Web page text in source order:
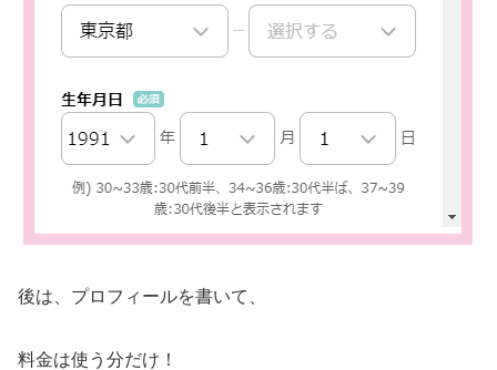
後は、プロフィールを書いて、
料金は使う分だけ！